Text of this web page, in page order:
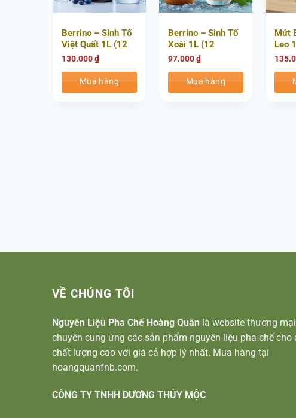
Berrino – Sinh Tố
Việt Quất 1L (12
Chai/Thùng)
130.000₫
Mua hàng
Berrino – Sinh Tố
Xoài 1L (12
Chai/Thùng)
97.000₫
Mua hàng
Mứt
Leo
VỀ CHÚNG TÔI
Nguyên Liệu Pha Chế Hoàng Quân là website thương
chuyên cung ứng các sản phẩm nguyên liệu pha chế cho
chất lượng cao với giá cả hợp lý nhất. Mua hàng tại
hoangquanfnb.com.
CÔNG TY TNHH DƯƠNG THỦY MỘC